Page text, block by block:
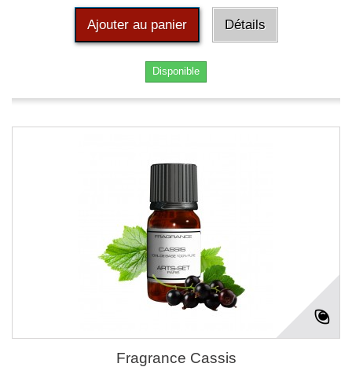
Ajouter au panier Détails
Disponible
Fragrance Cassis